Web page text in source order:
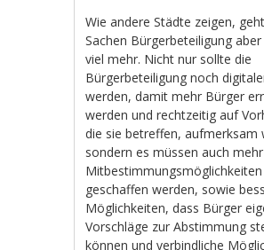
Wie andere Städte zeigen,
Sachen Bürgerbeteiligung
viel mehr. Nicht nur sollte die
Bürgerbeteiligung noch
werden, damit mehr Bürger
werden und rechtzeitig auf
die sie betreffen, aufmerksam
sondern es müssen auch
Mitbestimmungsmöglichkeiten
geschaffen werden, sowie
Möglichkeiten, dass Bürger
Vorschläge zur Abstimmung
können und verbindliche